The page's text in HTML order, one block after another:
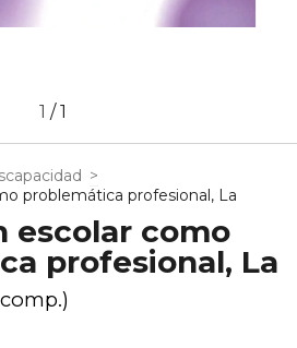
1 /1
>
problemática profesional, La
escolar como
profesional, La